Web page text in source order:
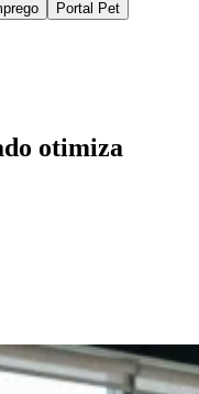
e mais. Placar em tempo